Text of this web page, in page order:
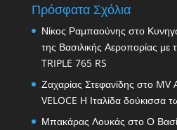
Πρόσφατα Σχόλια
Νίκος Ραμπαούνης στο
της Βασιλικής Αεροπορίας με
TRIPLE 765 RS
Ζαχαρίας Στεφανίδης στο MV
VELOCE Η Ιταλίδα δούκισσα
Μπακάρας Λουκάς στο Ο